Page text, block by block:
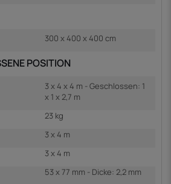
300 x 400 x 400 cm
POSITION
3 x 4 x 4 m - Geschlossen: 1
x 1 x 2,7 m
23 kg
3 x 4 m
3 x 4 m
53 x 77 mm - Dicke: 2,2 mm